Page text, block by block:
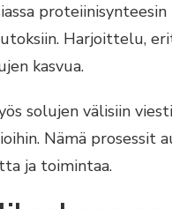
Harjoittelu,
kasvua.
solujen välisiin
Nämä prosessit
ja toimintaa.